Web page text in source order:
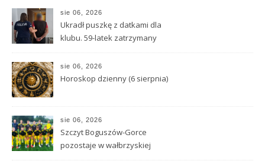
sie 06, 2026
Ukradł puszkę z datkami dla
klubu. 59-latek zatrzymany
sie 06, 2026
Horoskop dzienny (6 sierpnia)
sie 06, 2026
Szczyt Boguszów-Gorce
pozostaje w wałbrzyskiej